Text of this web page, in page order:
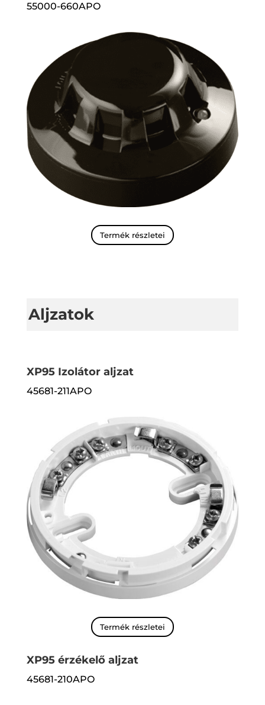
55000-660APO
Termék részletei
Aljzatok
XP95 Izolátor aljzat
45681-211APO
Termék részletei
XP95 érzékelő aljzat
45681-210APO